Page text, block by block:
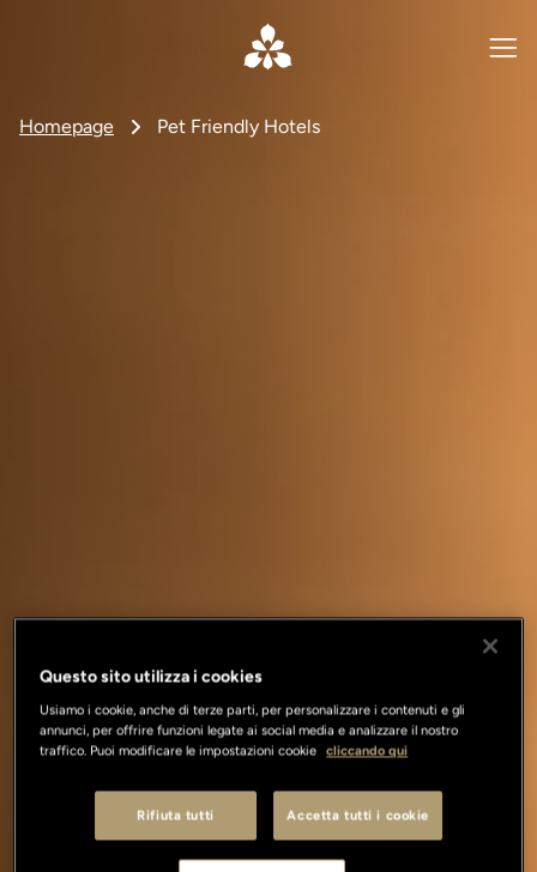
Homepage Pet Friendly Hotels
Questo sito utilizza i cookies
Usiamo i cookie, anche di terze parti, per personalizzare i contenuti e gli
annunci, per offrire funzioni legate ai social media e analizzare il nostro
traffico. Puoi modificare le impostazioni cookie cliccando qui
Rifiuta tutti Accetta tutti i cookie